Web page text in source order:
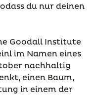
du nur deinen
Goodall Institute
im Namen eines
nachhaltig
einen Baum,
in einem der